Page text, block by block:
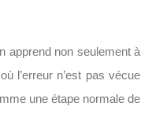
apprend non seulement à
l’erreur n’est pas vécue
une étape normale de